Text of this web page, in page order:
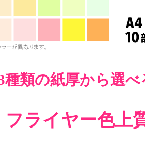
種類の紙厚から選べ
フライヤー色上